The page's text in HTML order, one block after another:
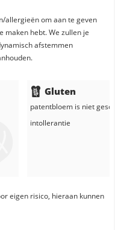
allergieën om aan te geven
maken hebt. We zullen je
afstemmen
Gluten
patentbloemis niet
intollerantie
eigen risico, hieraan kunnen